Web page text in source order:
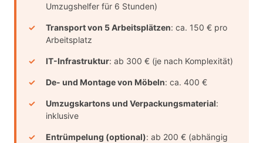
Umzugshelfer für 6 Stunden)
Transport von 5 Arbeitsplätzen: ca. 150 € pro
Arbeitsplatz
IT-Infrastruktur: ab 300 € (je nach Komplexität)
De- und Montage von Möbeln: ca. 400 €
Umzugskartons und Verpackungsmaterial:
inklusive
Entrümpelung (optional): ab 200 € (abhängig